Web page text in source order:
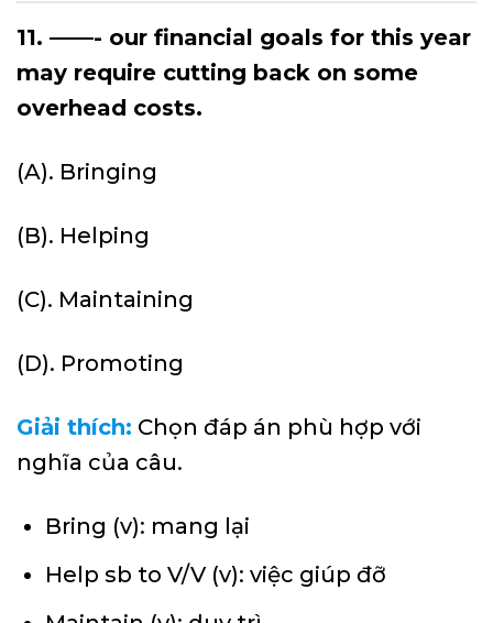
11. ——- our financial goals for this year
may require cutting back on some
overhead costs.
(A). Bringing
(B). Helping
(C). Maintaining
(D). Promoting
Giải thích: Chọn đáp án phù hợp với
nghĩa của câu.
Bring (v): mang lại
Help sb to V/V (v): việc giúp đỡ